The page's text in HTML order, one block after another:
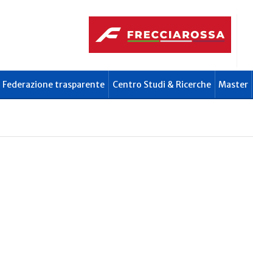
Federazione trasparente Centro Studi & Ricerche Master